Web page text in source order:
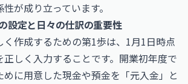
が成り立っています。
設定と日々の仕訳の重要性
作成するための第1歩は、1月1日時点
正しく入力することです。開業初年度で
めに用意した現金や預金を「元入金」と